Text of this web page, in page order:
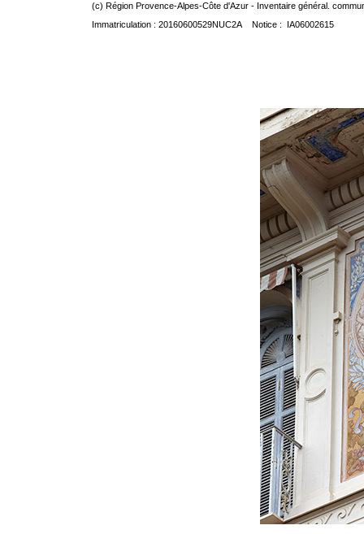
(c) Région Provence-Alpes-Côte d'Azur - Inventaire général.
Immatriculation : 20160600529NUC2A Notice : IA06002615